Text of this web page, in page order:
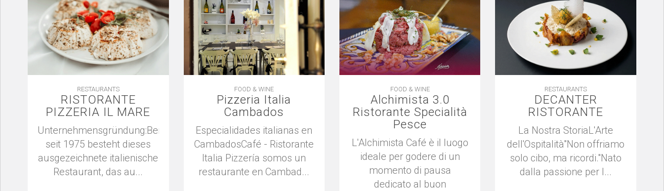
RESTAURANTS
RISTORANTE
PIZZERIA IL MARE
Unternehmensgründung:Bereits
seit 1975 besteht dieses
ausgezeichnete italienische
Restaurant, das au...
FOOD & WINE
Pizzeria Italia
Cambados
Especialidades italianas en
CambadosCafé - Ristorante
Italia Pizzería somos un
restaurante en Cambad...
FOOD & WINE
Alchimista 3.0
Ristorante Specialità
Pesce
L'Alchimista Café è il luogo
ideale per godere di un
momento di pausa
dedicato al buon
RESTAURANTS
DECANTER
RISTORANTE
La Nostra StoriaL'Arte
dell'Ospitalità"Non offriamo
solo cibo, ma ricordi."Nato
dalla passione per l...